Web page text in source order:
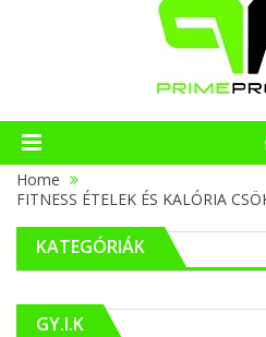
Home
FITNESS ÉTELEK ÉS KALÓRIA
KATEGÓRIÁK
GY.I.K